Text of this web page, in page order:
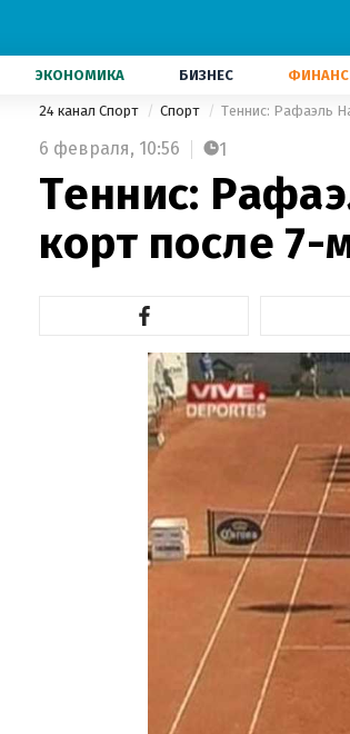
ЭКОНОМИКА БИЗНЕС
24 канал Спорт Спорт Теннис: Рафаэль
6 февраля, 10:56 1
Теннис:
корт после 7-